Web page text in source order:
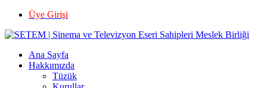
Üye Girişi
Ana Sayfa
Hakkımızda
Tüzük